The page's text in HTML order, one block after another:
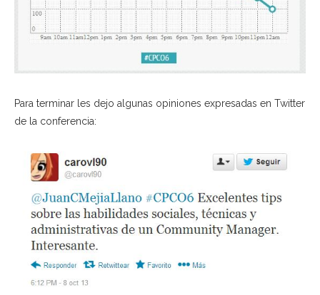
Para terminar les dejo algunas opiniones expresadas en Twitter
de la conferencia: